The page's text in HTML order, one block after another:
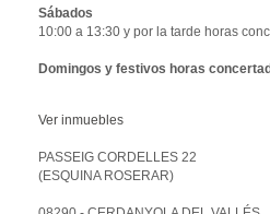
Sábados
10:00 a 13:30 y por la tarde horas
Domingos y festivos horas
Ver inmuebles
PASSEIG CORDELLES 22
(ESQUINA ROSERAR)